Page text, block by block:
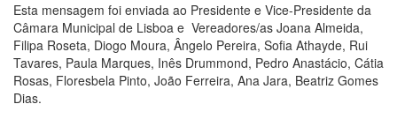
Esta mensagem foi enviada ao Presidente e Vice-Presidente da
Câmara Municipal de Lisboa e Vereadores/as Joana Almeida,
Filipa Roseta, Diogo Moura, Ângelo Pereira, Sofia Athayde, Rui
Tavares, Paula Marques, Inês Drummond, Pedro Anastácio, Cátia
Rosas, Floresbela Pinto, João Ferreira, Ana Jara, Beatriz Gomes
Dias.